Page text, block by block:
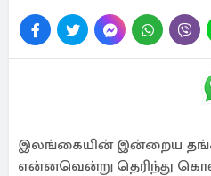
இலங்கையின் இன்றைய தங்க
என்னவென்று தெரிந்து